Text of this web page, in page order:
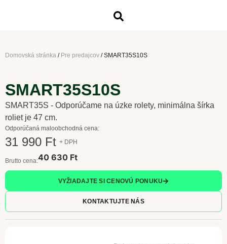
Domovská stránka / Pre predajcov /SMART35S10S
SMART35S10S
SMART35S - Odporúčame na úzke rolety, minimálna šírka
roliet je 47 cm.
Odporúčaná maloobchodná cena:
31 990 Ft + DPH
Brutto cena:40 630 Ft
VYŽIADAJTE SI CENOVÚ PONUKU
KONTAKTUJTE NÁS